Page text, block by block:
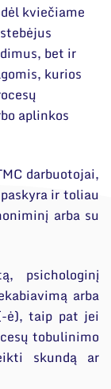
kviečiame
bet ir
kurios
aplinkos
darbuotojai,
ir toliau
arba su
psichologinį
arba
ė), taip pat jei
tobulinimo
skundą ar